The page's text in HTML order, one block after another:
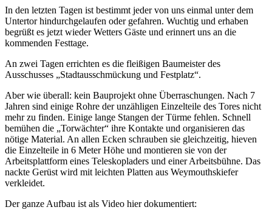
In den letzten Tagen ist bestimmt jeder von uns einmal unter dem
Untertor hindurchgelaufen oder gefahren. Wuchtig und erhaben
begrüßt es jetzt wieder Wetters Gäste und erinnert uns an die
kommenden Festtage.
An zwei Tagen errichten es die fleißigen Baumeister des
Ausschusses „Stadtausschmückung und Festplatz“.
Aber wie überall: kein Bauprojekt ohne Überraschungen. Nach 7
Jahren sind einige Rohre der unzähligen Einzelteile des Tores nicht
mehr zu finden. Einige lange Stangen der Türme fehlen. Schnell
bemühen die „Torwächter“ ihre Kontakte und organisieren das
nötige Material. An allen Ecken schrauben sie gleichzeitig, hieven
die Einzelteile in 6 Meter Höhe und montieren sie von der
Arbeitsplattform eines Teleskopladers und einer Arbeitsbühne. Das
nackte Gerüst wird mit leichten Platten aus Weymouthskiefer
verkleidet.
Der ganze Aufbau ist als Video hier dokumentiert: